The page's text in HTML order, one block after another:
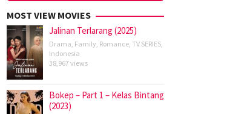
MOST VIEW MOVIES
Jalinan Terlarang (2025)
Drama, Family, Romance, TV SERIES,
Indonesia
38,967 views
Bokep – Part 1 – Kelas Bintang
(2023)